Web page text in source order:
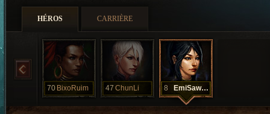
HÉROS CARRIÈRE
70 BixoRuim 47 ChunLi 8 EmiSawatari